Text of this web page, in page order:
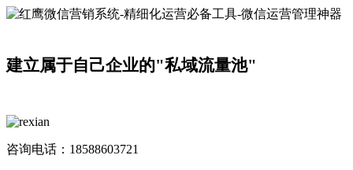
建立属于自己企业的"私域流量池"
咨询电话： 18588603721